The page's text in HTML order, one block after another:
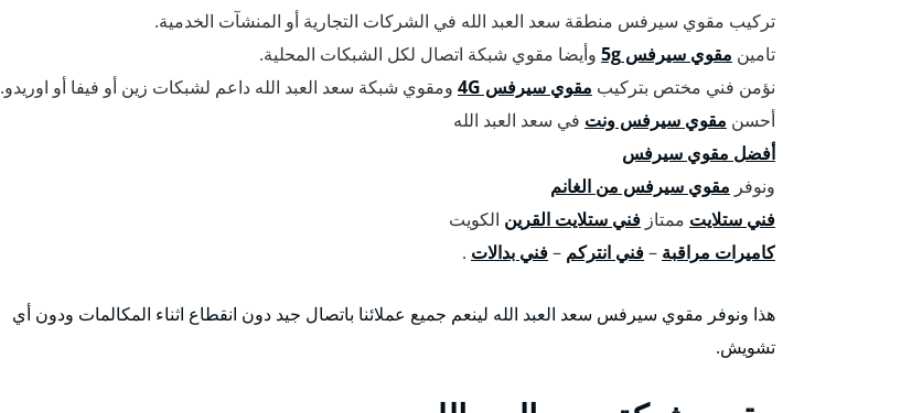
تركيب مقوي سيرفس منطقة سعد العبد الله في الشركات التجارية أو المنشآت الخدمية.
تامين مقوي سيرفس 5g
وأيضا مقوي شبكة اتصال لكل الشبكات المحلية.
نؤمن فني مختص بتركيب مقوي سيرفس 4G
ومقوي شبكة سعد العبد الله داعم لشبكات زين أو فيفا أو اوريدو.
أحسن مقوي سيرفس ونت في سعد العبد الله
أفضل مقوي سيرفس
ونوفر مقوي سيرفس من الغانم
فني ستلايت ممتاز فني ستلايت القرين الكويت
كاميرات مراقبة –فني انتركم –فني بدالات .
هذا ونوفر مقوي سيرفس سعد العبد الله لينعم جميع عملائنا باتصال جيد دون انقطاع اثناء المكالمات ودون أي
تشويش.